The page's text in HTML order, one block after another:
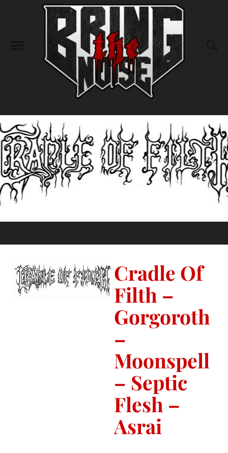
Cradle Of
Filth –
Gorgoroth
–
Moonspell
– Septic
Flesh –
Asrai